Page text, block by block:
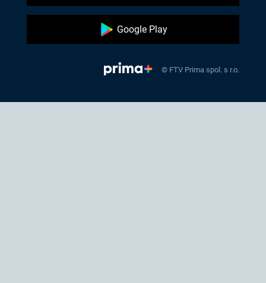
Google Play
© FTV Prima spol. s r.o.